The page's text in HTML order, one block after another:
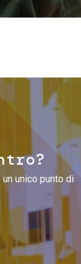
un unico punto di